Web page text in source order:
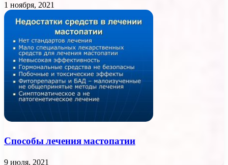
1 ноября, 2021
Способы лечения мастопатии
9 июля, 2021